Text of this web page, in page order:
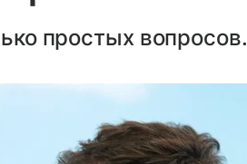
простых вопросов.